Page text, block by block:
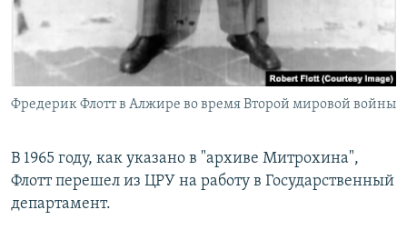
Фредерик Флотт в Алжире во время Второй мировой войны
В 1965 году, как указано в "архиве Митрохина",
Флотт перешел из ЦРУ на работу в Государственный
департамент.